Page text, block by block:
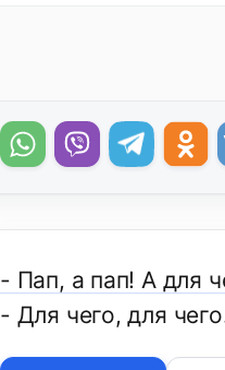
- Пап, а пап! А для
- Для чего, для